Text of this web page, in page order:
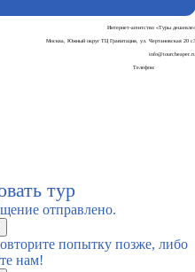
Интернет-агентство «Туры дешевле»
Москва, Южный округ ТЦ Гравитация, ул. Чертановская 20 с3
info@tourcheaper.ru
Телефон:
тур
отправлено.
попытку позже, либо
нам!